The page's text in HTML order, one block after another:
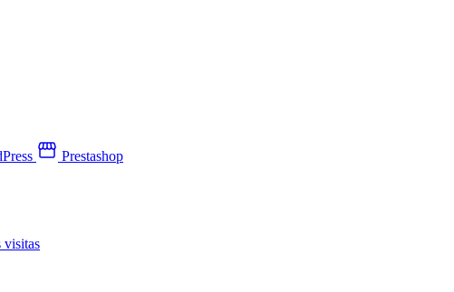
Prestashop
visitas